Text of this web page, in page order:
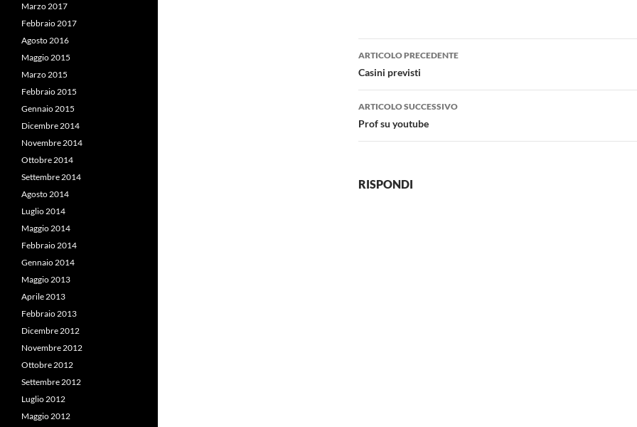
Navigazione
articolo
ARTICOLO PRECEDENTE
Casini previsti
ARTICOLO SUCCESSIVO
Prof su youtube
RISPONDI
Marzo 2017
Febbraio 2017
Agosto 2016
Maggio 2015
Marzo 2015
Febbraio 2015
Gennaio 2015
Dicembre 2014
Novembre 2014
Ottobre 2014
Settembre 2014
Agosto 2014
Luglio 2014
Maggio 2014
Febbraio 2014
Gennaio 2014
Maggio 2013
Aprile 2013
Febbraio 2013
Dicembre 2012
Novembre 2012
Ottobre 2012
Settembre 2012
Luglio 2012
Maggio 2012